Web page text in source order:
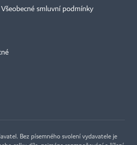
Všeobecné smluvní podmínky
Bez písemného svolení vydavatele je